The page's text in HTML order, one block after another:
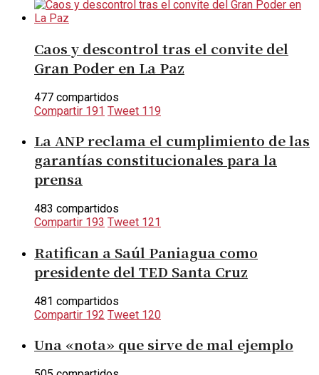
Caos y descontrol tras el convite del
Gran Poder en La Paz
477 compartidos
Compartir 191 Tweet 119
La ANP reclama el cumplimiento de las
garantías constitucionales para la
prensa
483 compartidos
Compartir 193 Tweet 121
Ratifican a Saúl Paniagua como
presidente del TED Santa Cruz
481 compartidos
Compartir 192 Tweet 120
Una «nota» que sirve de mal ejemplo